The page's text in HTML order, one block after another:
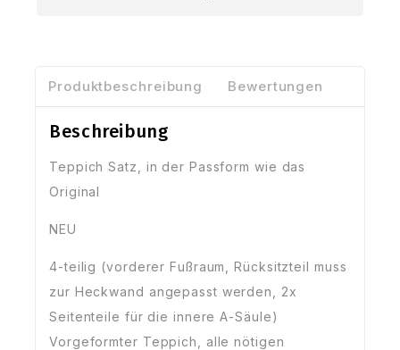
Produktbeschreibung Bewertungen
Beschreibung
Teppich Satz, in der Passform wie das
Original
NEU
4-teilig (vorderer Fußraum, Rücksitzteil muss
zur Heckwand angepasst werden, 2x
Seitenteile für die innere A-Säule)
Vorgeformter Teppich, alle nötigen